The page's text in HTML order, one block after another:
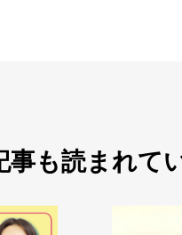
事も読まれて